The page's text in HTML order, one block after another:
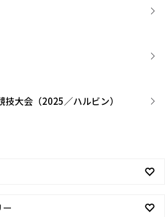
大会（2025／ハルビン）